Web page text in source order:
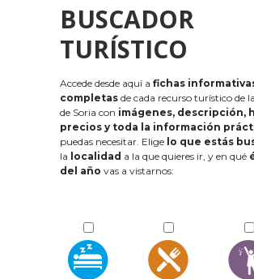
BUSCADOR
TURÍSTICO
Accede desde aquí a fichas
completas de cada recurso turístico de
de Soria con imágenes, descripción,
precios y toda la información
puedas necesitar. Elige lo que estás
la localidad a la que quieres ir, y en qué
del año vas a vistarnos: